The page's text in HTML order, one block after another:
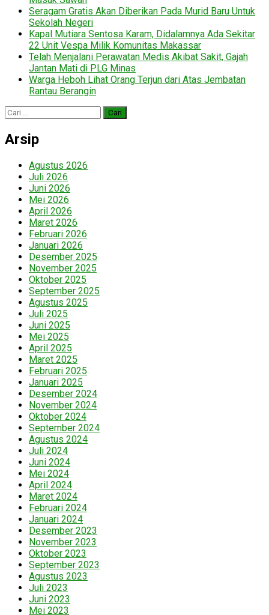
Seragam Gratis Akan Diberikan Pada Murid Baru Untuk
Sekolah Negeri
Kapal Mutiara Sentosa Karam, Didalamnya Ada Sekitar
22 Unit Vespa Milik Komunitas Makassar
Telah Menjalani Perawatan Medis Akibat Sakit, Gajah
Jantan Mati di PLG Minas
Warga Heboh Lihat Orang Terjun dari Atas Jembatan
Rantau Berangin
Cari
untuk:
Arsip
Agustus 2026
Juli 2026
Juni 2026
Mei 2026
April 2026
Maret 2026
Februari 2026
Januari 2026
Desember 2025
November 2025
Oktober 2025
September 2025
Agustus 2025
Juli 2025
Juni 2025
Mei 2025
April 2025
Maret 2025
Februari 2025
Januari 2025
Desember 2024
November 2024
Oktober 2024
September 2024
Agustus 2024
Juli 2024
Juni 2024
Mei 2024
April 2024
Maret 2024
Februari 2024
Januari 2024
Desember 2023
November 2023
Oktober 2023
September 2023
Agustus 2023
Juli 2023
Juni 2023
Mei 2023